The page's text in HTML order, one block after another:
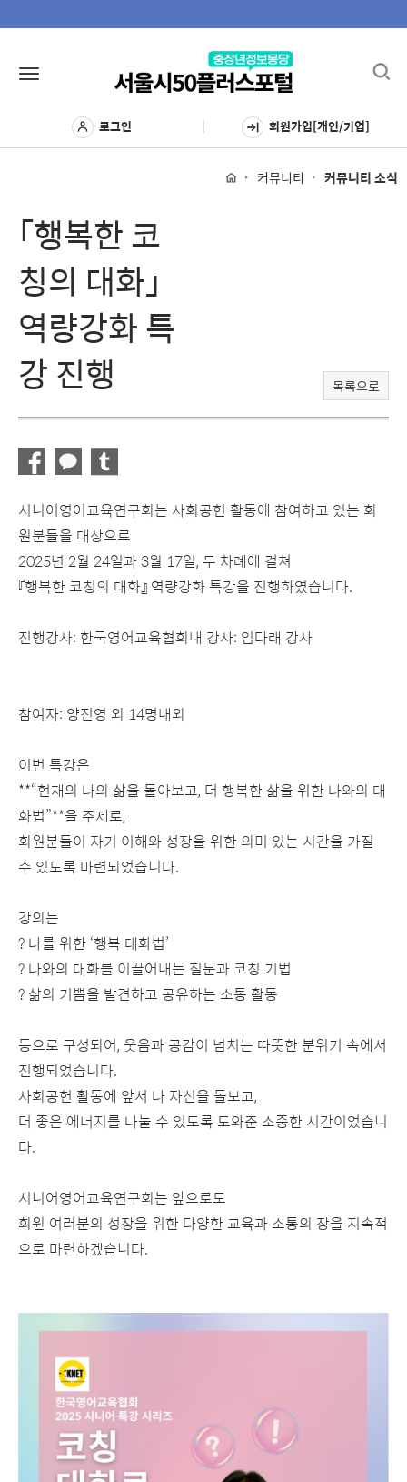
Toggle
로그인 회원가입[개인/기업]
커뮤니티 커뮤니티 소식
「행복한 코
칭의 대화」
역량강화 특
강 진행
목록으로
시니어영어교육연구회는 사회공헌 활동에 참여하고 있는 회
원분들을 대상으로
2025년 2월 24일과 3월 17일, 두 차례에 걸쳐
『행복한 코칭의 대화』 역량강화 특강을 진행하였습니다.
진행강사: 한국영어교육협회내 강사: 임다래 강사
참여자: 양진영 외 14명내외
이번 특강은
**“현재의 나의 삶을 돌아보고, 더 행복한 삶을 위한 나와의 대
화법”**을 주제로,
회원분들이 자기 이해와 성장을 위한 의미 있는 시간을 가질
수 있도록 마련되었습니다.
강의는
? 나를 위한 ‘행복 대화법’
? 나와의 대화를 이끌어내는 질문과 코칭 기법
? 삶의 기쁨을 발견하고 공유하는 소통 활동
등으로 구성되어, 웃음과 공감이 넘치는 따뜻한 분위기 속에서
진행되었습니다.
사회공헌 활동에 앞서 나 자신을 돌보고,
더 좋은 에너지를 나눌 수 있도록 도와준 소중한 시간이었습니
다.
시니어영어교육연구회는 앞으로도
회원 여러분의 성장을 위한 다양한 교육과 소통의 장을 지속적
으로 마련하겠습니다.